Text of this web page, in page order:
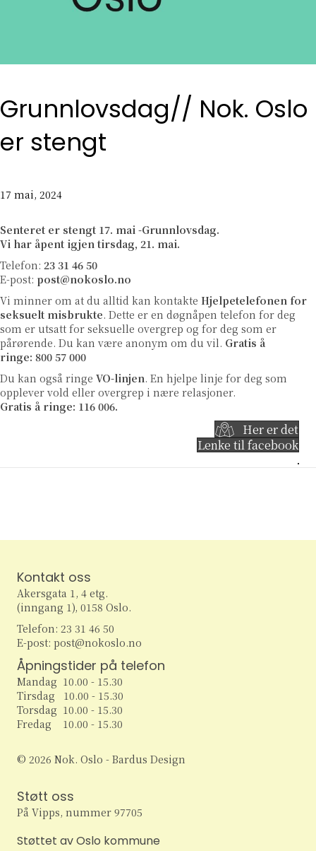
Grunnlovsdag// Nok. Oslo
er stengt
17 mai, 2024
Senteret er stengt 17. mai -Grunnlovsdag.
Vi har åpent igjen tirsdag, 21. mai.
Telefon: 23 31 46 50
E-post: post@nokoslo.no
Vi minner om at du alltid kan kontakte Hjelpetelefonen for
seksuelt misbrukte. Dette er en døgnåpen telefon for deg
som er utsatt for seksuelle overgrep og for deg som er
pårørende. Du kan være anonym om du vil. Gratis å
ringe: 800 57 000
Du kan også ringe VO-linjen. En hjelpe linje for deg som
opplever vold eller overgrep i nære relasjoner.
Gratis å ringe: 116 006.
Her er det
Lenke til facebook
Kontakt oss
Akersgata 1, 4 etg.
(inngang 1), 0158 Oslo.
Telefon: 23 31 46 50
E-post: post@nokoslo.no
Åpningstider på telefon
Mandag 10.00 - 15.30
Tirsdag 10.00 - 15.30
Torsdag 10.00 - 15.30
Fredag 10.00 - 15.30
© 2026 Nok. Oslo - Bardus Design
Støtt oss
På Vipps, nummer 97705
Støttet av Oslo kommune